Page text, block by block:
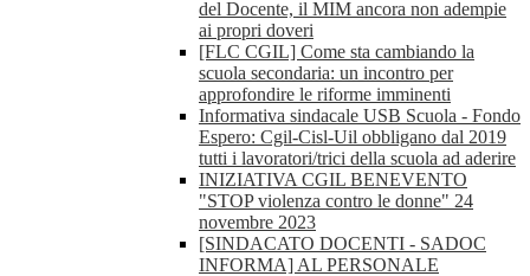
del Docente, il MIM ancora non adempie
ai propri doveri
[FLC CGIL] Come sta cambiando la
scuola secondaria: un incontro per
approfondire le riforme imminenti
Informativa sindacale USB Scuola - Fondo
Espero: Cgil-Cisl-Uil obbligano dal 2019
tutti i lavoratori/trici della scuola ad aderire
INIZIATIVA CGIL BENEVENTO
"STOP violenza contro le donne" 24
novembre 2023
[SINDACATO DOCENTI - SADOC
INFORMA] AL PERSONALE